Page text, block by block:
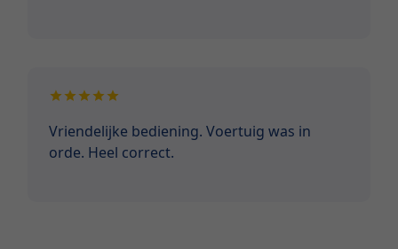
Vriendelijke bediening. Voertuig was in
orde. Heel correct.